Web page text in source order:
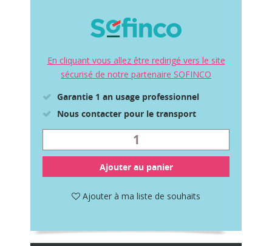
En cliquant vous allez être redirigé vers le site
sécurisé de notre partenaire SOFINCO
Garantie 1 an usage professionnel
Nous contacter pour le transport
Ajouter au panier
Ajouter à ma liste de souhaits